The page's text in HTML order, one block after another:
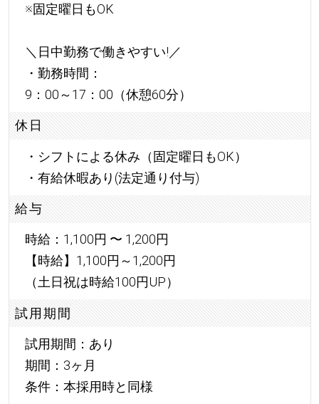
※固定曜日もOK
＼日中勤務で働きやすい!／
・勤務時間：
9：00～17：00（休憩60分）
休日
・シフトによる休み（固定曜日もOK）
・有給休暇あり(法定通り付与)
給与
時給：1,100円 〜 1,200円
【時給】1,100円～1,200円
（土日祝は時給100円UP）
試用期間
試用期間：あり
期間：3ヶ月
条件：本採用時と同様